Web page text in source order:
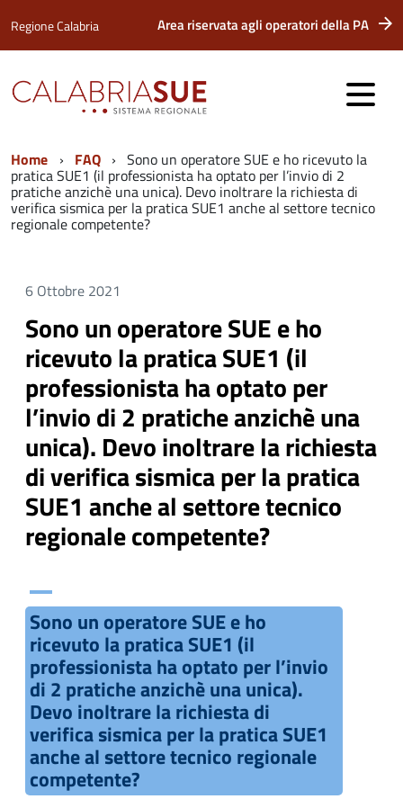
Regione Calabria Area riservata agli operatori della PA
Home FAQ Sono un operatore SUE e ho ricevuto la
pratica SUE1 (il professionista ha optato per l’invio di 2
pratiche anzichè una unica). Devo inoltrare la richiesta di
verifica sismica per la pratica SUE1 anche al settore tecnico
regionale competente?
6 Ottobre 2021
Sono un operatore SUE e ho
ricevuto la pratica SUE1 (il
professionista ha optato per
l’invio di 2 pratiche anzichè una
unica). Devo inoltrare la richiesta
di verifica sismica per la pratica
SUE1 anche al settore tecnico
regionale competente?
A
Sono un operatore SUE e ho
ricevuto la pratica SUE1 (il
professionista ha optato per l’invio
di 2 pratiche anzichè una unica).
Devo inoltrare la richiesta di
verifica sismica per la pratica SUE1
anche al settore tecnico regionale
competente?